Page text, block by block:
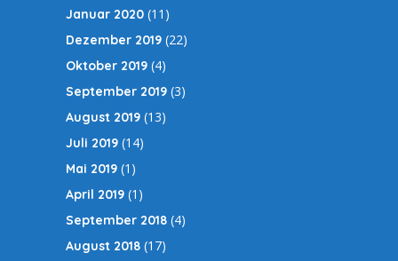
Januar 2020 (11)
Dezember 2019 (22)
Oktober 2019 (4)
September 2019 (3)
August 2019 (13)
Juli 2019 (14)
Mai 2019 (1)
April 2019 (1)
September 2018 (4)
August 2018 (17)